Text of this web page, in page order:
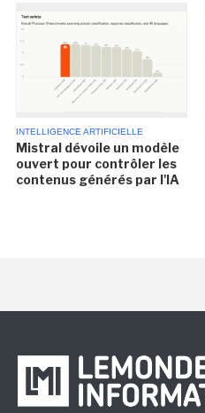
INTELLIGENCE ARTIFICIELLE
Mistral dévoile un modèle
ouvert pour contrôler les
contenus générés par l'IA